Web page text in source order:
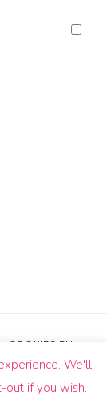
Blossom
COOKIES EU
We'll
out if you wish.